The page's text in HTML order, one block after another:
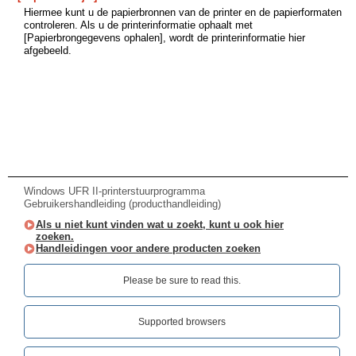
Hiermee kunt u de papierbronnen van de printer en de papierformaten
controleren. Als u de printerinformatie ophaalt met
[Papierbrongegevens ophalen], wordt de printerinformatie hier
afgebeeld.
Windows UFR II-printerstuurprogramma
Gebruikershandleiding (producthandleiding)
Als u niet kunt vinden wat u zoekt, kunt u ook hier
zoeken.
Handleidingen voor andere producten zoeken
Please be sure to read this.‎
Supported browsers